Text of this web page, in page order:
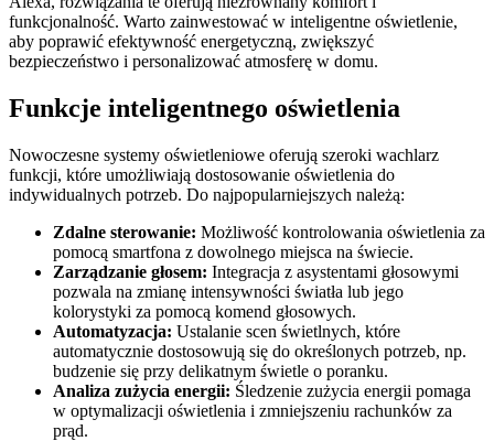
funkcjonalność. Warto zainwestować w inteligentne oświetlenie,
aby poprawić efektywność energetyczną, zwiększyć
bezpieczeństwo i personalizować atmosferę w domu.
Funkcje inteligentnego oświetlenia
Nowoczesne systemy oświetleniowe oferują szeroki wachlarz
funkcji, które umożliwiają dostosowanie oświetlenia do
indywidualnych potrzeb. Do najpopularniejszych należą:
Zdalne sterowanie: Możliwość kontrolowania oświetlenia za
pomocą smartfona z dowolnego miejsca na świecie.
Zarządzanie głosem: Integracja z asystentami głosowymi
pozwala na zmianę intensywności światła lub jego
kolorystyki za pomocą komend głosowych.
Automatyzacja: Ustalanie scen świetlnych, które
automatycznie dostosowują się do określonych potrzeb, np.
budzenie się przy delikatnym świetle o poranku.
Analiza zużycia energii: Śledzenie zużycia energii pomaga
w optymalizacji oświetlenia i zmniejszeniu rachunków za
prąd.